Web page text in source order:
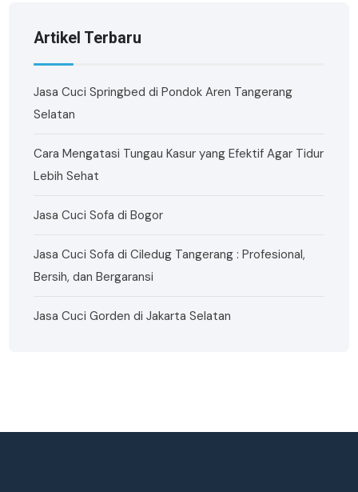
Artikel Terbaru
Jasa Cuci Springbed di Pondok Aren Tangerang
Selatan
Cara Mengatasi Tungau Kasur yang Efektif Agar Tidur
Lebih Sehat
Jasa Cuci Sofa di Bogor
Jasa Cuci Sofa di Ciledug Tangerang : Profesional,
Bersih, dan Bergaransi
Jasa Cuci Gorden di Jakarta Selatan